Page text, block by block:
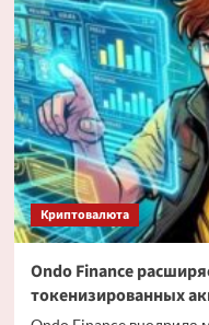
о
спроса
на
Bitcoin
Криптовалюта
Ondo Finance
токенизированных